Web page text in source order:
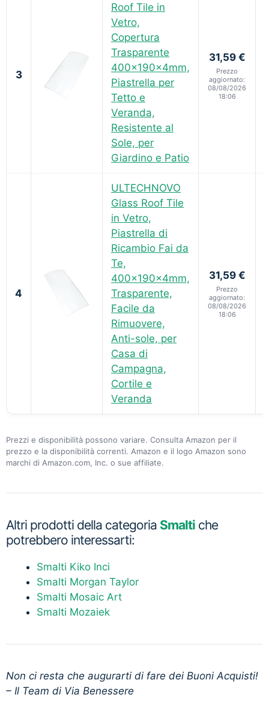
3
Roof Tile in
Vetro,
Copertura
Trasparente
400×190×4mm,
Piastrella per
Tetto e
Veranda,
Resistente al
Sole, per
Giardino e Patio
31,59 €
Prezzo
aggiornato:
08/08/2026
18:06
4
ULTECHNOVO
Glass Roof Tile
in Vetro,
Piastrella di
Ricambio Fai da
Te,
400x190x4mm,
Trasparente,
Facile da
Rimuovere,
Anti-sole, per
Casa di
Campagna,
Cortile e
Veranda
31,59 €
Prezzo
aggiornato:
08/08/2026
18:06
Prezzi e disponibilità possono variare. Consulta Amazon per il
prezzo e la disponibilità correnti. Amazon e il logo Amazon sono
marchi di Amazon.com, Inc. o sue affiliate.
Altri prodotti della categoria Smalti che
potrebbero interessarti:
Smalti Kiko Inci
Smalti Morgan Taylor
Smalti Mosaic Art
Smalti Mozaiek
Non ci resta che augurarti di fare dei Buoni Acquisti!
– Il Team di Via Benessere